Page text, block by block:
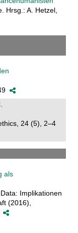
Hrsg.: A. Hetzel,
24 (5), 2–4
als
Implikationen
(2016),